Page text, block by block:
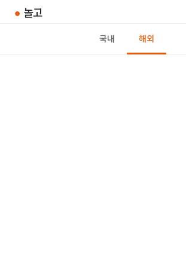
● 놀고
국내 해외